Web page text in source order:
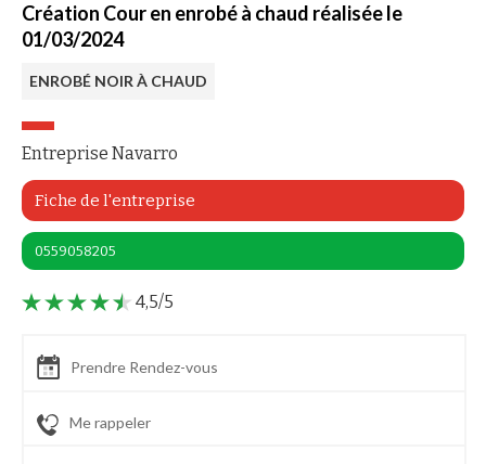
Création Cour en enrobé à chaud réalisée le
01/03/2024
ENROBÉ NOIR À CHAUD
Entreprise Navarro
Fiche de l'entreprise
0559058205
4,5/5
Prendre Rendez-vous
Me rappeler